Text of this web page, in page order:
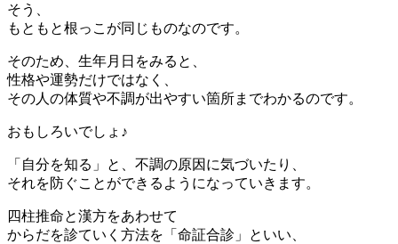
そう、
もともと根っこが同じものなのです。
そのため、生年月日をみると、
性格や運勢だけではなく、
その人の体質や不調が出やすい箇所までわかるのです。
おもしろいでしょ♪
「自分を知る」と、不調の原因に気づいたり、
それを防ぐことができるようになっていきます。
四柱推命と漢方をあわせて
からだを診ていく方法を「命証合診」といい、